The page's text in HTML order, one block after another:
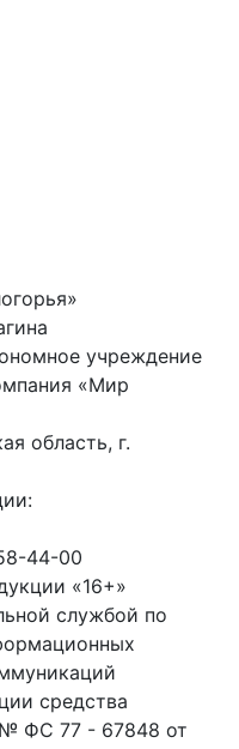
учреждение
«Мир
область, г.
44-00
«16+»
службой по
средства
ФС 77 - 67848 от